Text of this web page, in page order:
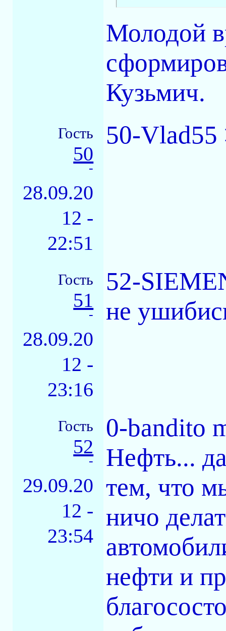
Молодой
Кузьмич.
Гость
50
-
28.09.20
12 -
22:51
50-Vlad55
Гость
51
-
28.09.20
12 -
23:16
52-
не
Гость
52
-
29.09.20
12 -
23:54
0-bandito
Нефть...
тем, что
ничо
нефти и